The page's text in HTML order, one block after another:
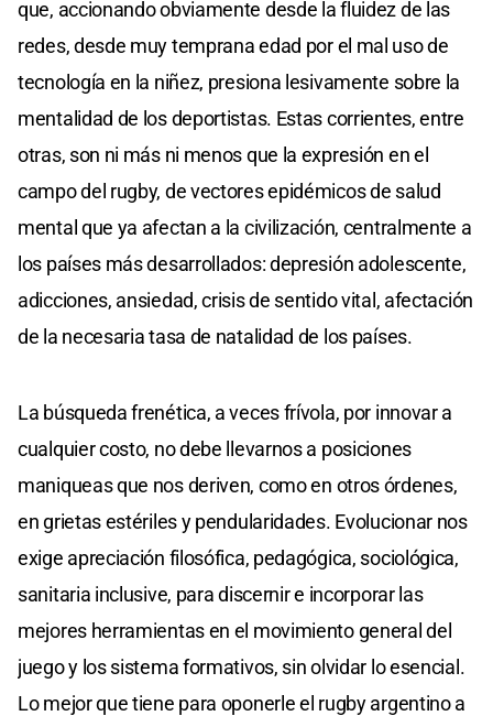
que, accionando obviamente desde la fluidez de las
redes, desde muy temprana edad por el mal uso de
tecnología en la niñez, presiona lesivamente sobre la
mentalidad de los deportistas. Estas corrientes, entre
otras, son ni más ni menos que la expresión en el
campo del rugby, de vectores epidémicos de salud
mental que ya afectan a la civilización, centralmente a
los países más desarrollados: depresión adolescente,
adicciones, ansiedad, crisis de sentido vital, afectación
de la necesaria tasa de natalidad de los países.
La búsqueda frenética, a veces frívola, por innovar a
cualquier costo, no debe llevarnos a posiciones
maniqueas que nos deriven, como en otros órdenes,
en grietas estériles y pendularidades. Evolucionar nos
exige apreciación filosófica, pedagógica, sociológica,
sanitaria inclusive, para discernir e incorporar las
mejores herramientas en el movimiento general del
juego y los sistema formativos, sin olvidar lo esencial.
Lo mejor que tiene para oponerle el rugby argentino a